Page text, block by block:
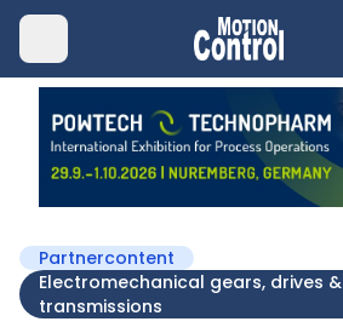
Partnercontent
Electromechanical gears, drives &
transmissions